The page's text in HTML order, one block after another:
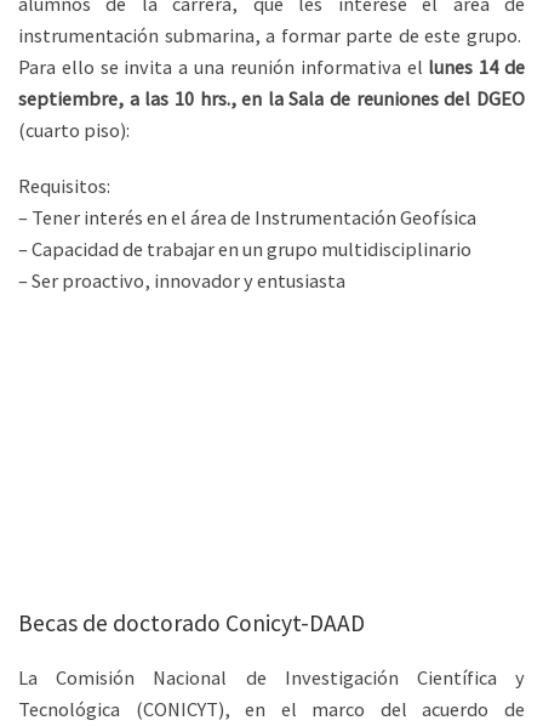
instrumentación submarina, a formar parte de este grupo.
Para ello se invita a una reunión informativa el lunes 14 de
septiembre, a las 10 hrs., en la Sala de reuniones del DGEO
(cuarto piso):
Requisitos:
– Tener interés en el área de Instrumentación Geofísica
– Capacidad de trabajar en un grupo multidisciplinario
– Ser proactivo, innovador y entusiasta
Becas de doctorado Conicyt-DAAD
La Comisión Nacional de Investigación Científica y
Tecnológica (CONICYT), en el marco del acuerdo de